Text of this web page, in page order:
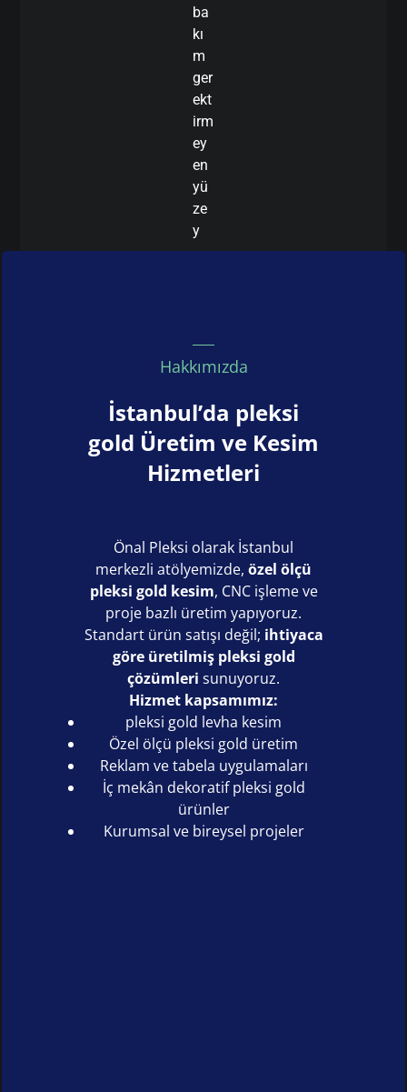
ba
kı
m
ger
ekt
irm
ey
en
yü
ze
y
Hakkımızda
İstanbul’da pleksi
gold Üretim ve Kesim
Hizmetleri
Önal Pleksi olarak İstanbul
merkezli atölyemizde, özel ölçü
pleksi gold kesim, CNC işleme ve
proje bazlı üretim yapıyoruz.
Standart ürün satışı değil; ihtiyaca
göre üretilmiş pleksi gold
çözümleri sunuyoruz.
Hizmet kapsamımız:
pleksi gold levha kesim
Özel ölçü pleksi gold üretim
Reklam ve tabela uygulamaları
İç mekân dekoratif pleksi gold
ürünler
Kurumsal ve bireysel projeler